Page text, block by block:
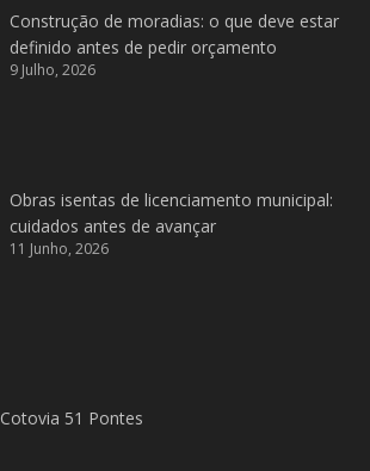
Construção de moradias: o que deve estar
definido antes de pedir orçamento
9 Julho, 2026
Obras isentas de licenciamento municipal:
cuidados antes de avançar
11 Junho, 2026
51 Pontes